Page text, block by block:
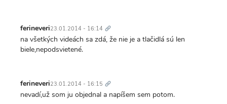
ferineveri23.01.2014 - 16:14 odkaz
na všetkých videách sa zdá, že nie je a tlačidlá sú len
biele,nepodsvietené.
ferineveri23.01.2014 - 16:15 odkaz
nevadí,už som ju objednal a napíšem sem potom.